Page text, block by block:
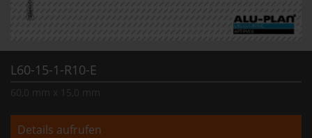
L60-15-1-R10-E
Details aufrufen